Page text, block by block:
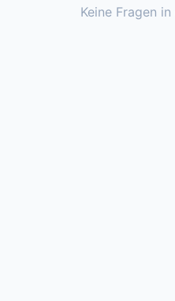
Keine Fragen